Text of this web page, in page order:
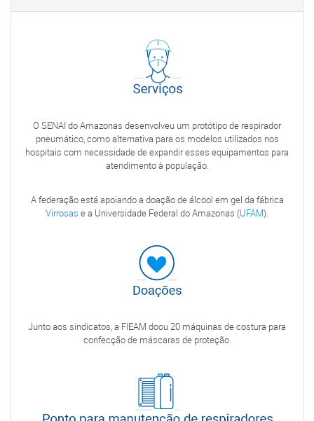
O SENAI do Amazonas desenvolveu um protótipo de respirador
pneumático, como alternativa para os modelos utilizados nos
hospitais com necessidade de expandir esses equipamentos para
atendimento à população.
A federação está apoiando a doação de álcool em gel da fábrica
Virrosas e a Universidade Federal do Amazonas (UFAM).
Junto aos sindicatos, a FIEAM doou 20 máquinas de costura para
confecção de máscaras de proteção.